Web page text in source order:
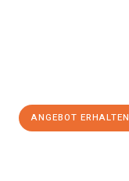
ANGEBOT ERHALTEN